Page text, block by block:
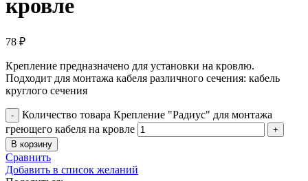
кровле
78 ₽
Крепление предназначено для установки на кровлю.
Подходит для монтажа кабеля различного сечения: кабель
круглого сечения
Количество товара Крепление "Радиус" для монтажа
греющего кабеля на кровле
В корзину
Сравнить
Добавить в список желаний